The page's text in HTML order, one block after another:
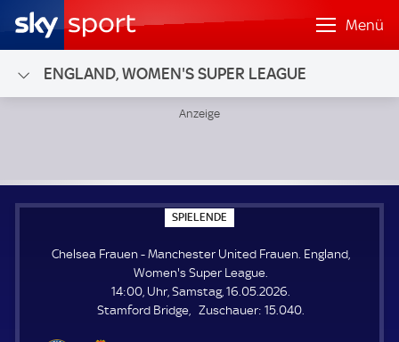
Menü
ENGLAND, WOMEN'S SUPER LEAGUE
SPIELENDE
P
E
L
E
N
D
E
Chelsea Frauen - Manchester United Frauen. England,
Women's Super League.
14:00, Uhr, Samstag, 16.05.2026.
Stamford Bridge
Zuschauer: Z
15.040.